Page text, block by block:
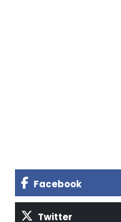
Facebook
Twitter